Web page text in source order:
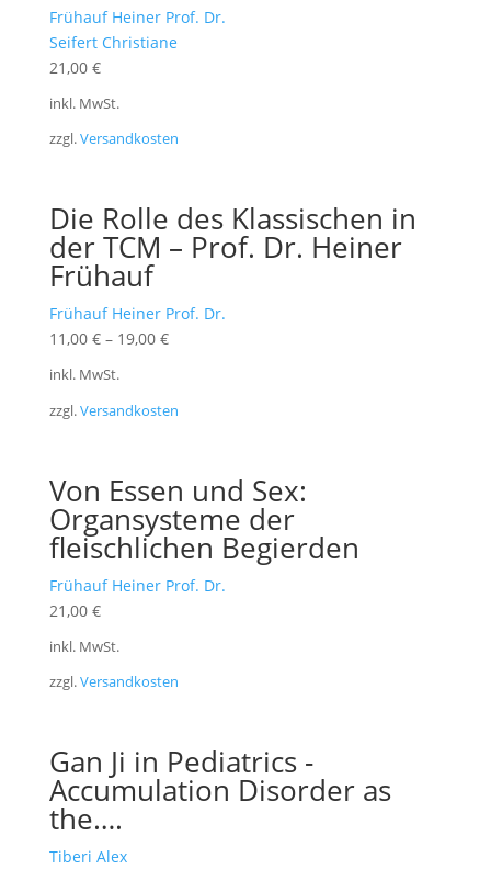
Frühauf Heiner Prof. Dr.
Seifert Christiane
21,00 €
inkl. MwSt.
zzgl.Versandkosten
Die Rolle des Klassischen in
der TCM – Prof. Dr. Heiner
Frühauf
Frühauf Heiner Prof. Dr.
11,00 €– 19,00 €
inkl. MwSt.
zzgl.Versandkosten
Von Essen und Sex:
Organsysteme der
fleischlichen Begierden
Frühauf Heiner Prof. Dr.
21,00 €
inkl. MwSt.
zzgl.Versandkosten
Gan Ji in Pediatrics -
Accumulation Disorder as
the….
Tiberi Alex